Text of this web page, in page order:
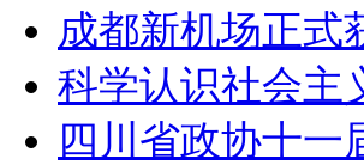
成都新机场正式
科学认识社会主
四川省政协十一